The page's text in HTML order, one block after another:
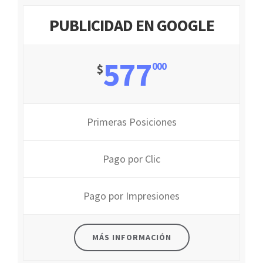
PUBLICIDAD EN GOOGLE
$577000
Primeras Posiciones
Pago por Clic
Pago por Impresiones
MÁS INFORMACIÓN